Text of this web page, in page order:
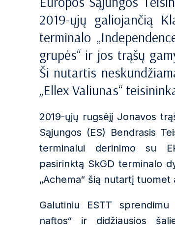
2019-ųjų galiojančią
terminalo „
grupės“ ir jos trąšų
Ši nutartis
„Ellex Valiunas“
2019-ųjų rugsėjį Jonavos
Sąjungos (ES) Bendrasis
terminalui derinimo su
pasirinktą SkGD terminalo
„Achema“ šią nutartį tuomet
Galutiniu ESTT sprendimu
naftos“ ir didžiausios